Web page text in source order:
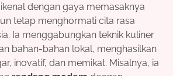
dengan gaya memasaknya
tetap menghormati cita rasa
Ia menggabungkan teknik kuliner
bahan-bahan lokal, menghasilkan
inovatif, dan memikat. Misalnya, ia